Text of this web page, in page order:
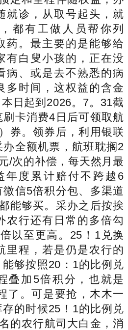
就诊，从取号起头，就
都有工做人员帮你列
药。最主要的是能够给
有白叟小孩的，正在没
病、或是去不熟悉的病
多时间，这权益的含金
日起到2026。7。31截
刷卡消费4日后可领取航
券。领券后，利用银联
全额机票，航班耽搁2
/次的补偿，每天然月最
年度累计赔付不跨越6
信5倍积分包、多渠道
能够买。采办之后按挨
农行还有日常的多倍勾
以至更高。25！1兑换
里程，若是仍是农行的
够按照20：1的比例兑
叠加5倍积分，也就是
了。可是要抢，木木一
的时候25！1的比例兑
的农行航司大白金，消